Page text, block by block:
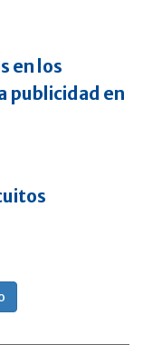
en los
publicidad en